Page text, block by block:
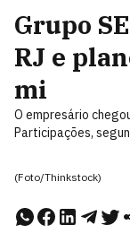
Grupo
RJ e
mi
O empresário
Participações,
(Foto/Thinkstock)